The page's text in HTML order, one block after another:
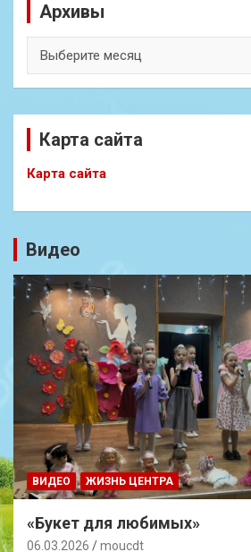
Архивы
Карта сайта
Карта сайта
Видео
ВИДЕО ЖИЗНЬ ЦЕНТРА
«Букет для любимых»
06.03.2026 moucdt